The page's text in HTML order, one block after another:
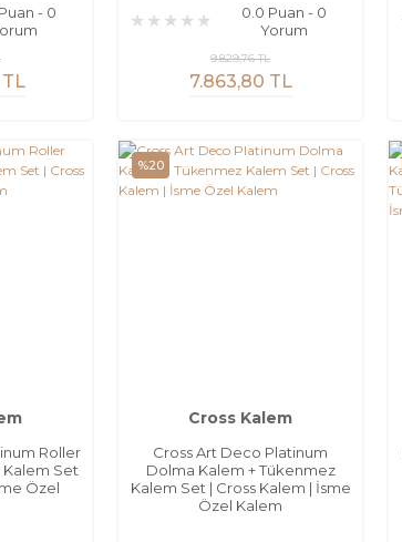
- 0
0.0 Puan - 0
Yorum
7.863,80 TL
9.829,76 TL
Roller
Kalem Set
Özel
%20
Cross Kalem
Cross Art Deco Platinum
Dolma Kalem + Tükenmez
Kalem Set | Cross Kalem | İsme
Özel Kalem